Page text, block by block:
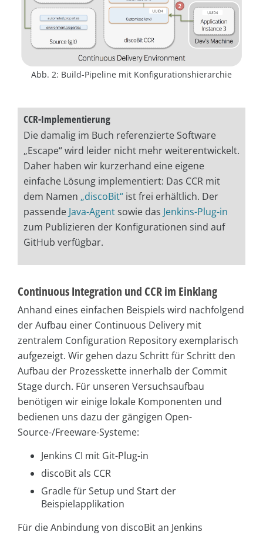
Abb. 2: Build-Pipeline mit Konfigurationshierarchie
CCR-Implementierung
Die damalig im Buch referenzierte Software
„Escape“ wird leider nicht mehr weiterentwickelt.
Daher haben wir kurzerhand eine eigene
einfache Lösung implementiert: Das CCR mit
dem Namen „discoBit“ ist frei erhältlich. Der
passende Java-Agent sowie das Jenkins-Plug-in
zum Publizieren der Konfigurationen sind auf
GitHub verfügbar.
Continuous Integration und CCR im Einklang
Anhand eines einfachen Beispiels wird nachfolgend
der Aufbau einer Continuous Delivery mit
zentralem Configuration Repository exemplarisch
aufgezeigt. Wir gehen dazu Schritt für Schritt den
Aufbau der Prozesskette innerhalb der Commit
Stage durch. Für unseren Versuchsaufbau
benötigen wir einige lokale Komponenten und
bedienen uns dazu der gängigen Open-
Source-/Freeware-Systeme:
Jenkins CI mit Git-Plug-in
discoBit als CCR
Gradle für Setup und Start der
Beispielapplikation
Für die Anbindung von discoBit an Jenkins